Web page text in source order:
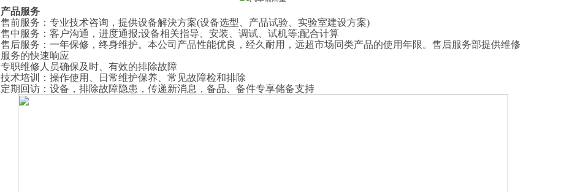
产品服务
售前服务 ： 专业技术咨询，提供设备解決方案(设备选型、产品试验、实验室建设方案)
售中服务 ： 客户沟通，进度通报;设备相关指导、安装、调试、试机等;配合计算
售后服务 ： 一年保修，终身维护。本公司产品性能优良，经久耐用，远超市场同类产品的使用年限。 售后服务部提供维修
服务的快速响应
专职维修人员确保及时、有效的排除故障
技术培训
： 操作使用、日常维护保养、常见故障检和排除
定期回访 ： 设备，排除故障隐患，传递新消息，备品、备件专享储备支持